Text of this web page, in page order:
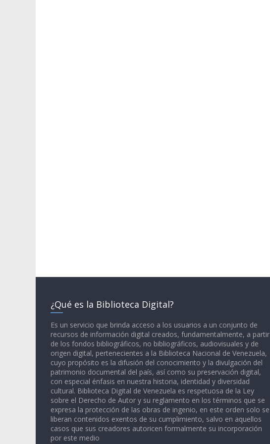
¿Qué es la Biblioteca Digital?
Es un servicio que brinda acceso a los usuarios a un conjunto de
recursos de información digital creados, fundamentalmente, a partir
de los fondos bibliográficos, no bibliográficos, audiovisuales y de
origen digital, pertenecientes a la Biblioteca Nacional de Venezuela,
cuyo propósito es la difusión del conocimiento y la divulgación del
patrimonio documental del país, así como su preservación digital,
con especial énfasis en nuestra historia, identidad y diversidad
cultural. Biblioteca Digital de Venezuela es respetuosa de la Ley
sobre el Derecho de Autor y su reglamento en los términos que se
expresa la protección de las obras de ingenio, en este orden solo se
liberan contenidos exentos de su cumplimiento, salvo en aquellos
casos que sus creadores autoricen formalmente su incorporación
por este medio